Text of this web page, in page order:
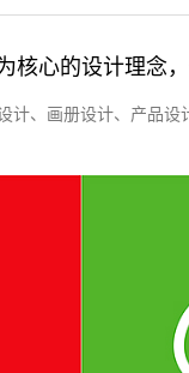
心的设计理念，
计、画册设计、产品设